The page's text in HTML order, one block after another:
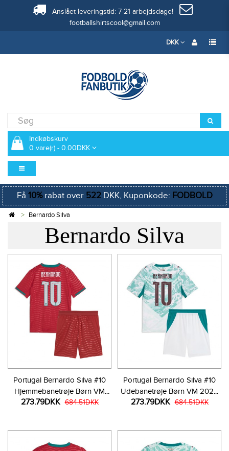
Anslået leveringstid: 7-21 arbejdsdage!
footballshirtscool@gmail.com
DKK
Indkøbskurv
0 vare(r) - 0.00DKK
Få 10%rabat over 522DKK, Kuponkode: FODBOLD
Bernardo Silva
Bernardo Silva
Portugal Bernardo Silva #10
Hjemmebanetrøje Børn VM
2026 Kortærmet (+ Korte
273.79DKK 684.51DKK
Portugal Bernardo Silva #10
Udebanetrøje Børn VM 2026
Kortærmet (+ Korte bukser)
273.79DKK 684.51DKK